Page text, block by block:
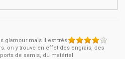
glamour mais il est très
on y trouve en effet des engrais, des
de semis, du matériel